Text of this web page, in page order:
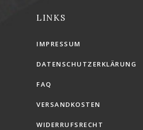
LINKS
IMPRESSUM
DATENSCHUTZERKLÄRUNG
FAQ
VERSANDKOSTEN
WIDERRUFSRECHT